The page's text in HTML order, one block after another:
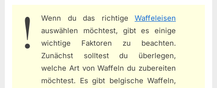
Wenn du das richtige Waffeleisen
auswählen möchtest, gibt es einige
wichtige Faktoren zu beachten.
Zunächst solltest du überlegen,
welche Art von Waffeln du zubereiten
möchtest. Es gibt belgische Waffeln,